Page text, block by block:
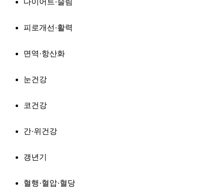
피로개선·활력
면역·항산화
눈건강
코건강
간·위건강
갱년기
혈행·혈압·혈당